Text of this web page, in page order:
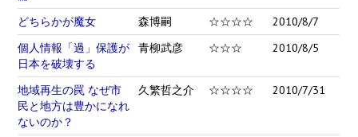
どちらかが魔女 森博嗣 ☆☆☆☆
2010/8/7
個人情報「過」保護が
日本を破壊する
青柳武彦 ☆☆☆ 2010/8/5
地域再生の罠 なぜ市
民と地方は豊かになれ
ないのか？
久繁哲之介 ☆☆☆☆ 2010/7/31